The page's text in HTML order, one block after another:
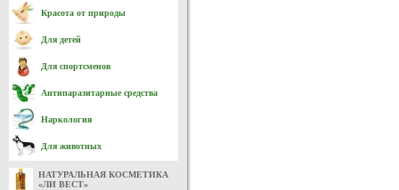
Красота от природы
Для детей
Для спортсменов
Антипаразитарные средства
Наркология
Для животных
НАТУРАЛЬНАЯ КОСМЕТИКА
«ЛИ ВЕСТ»